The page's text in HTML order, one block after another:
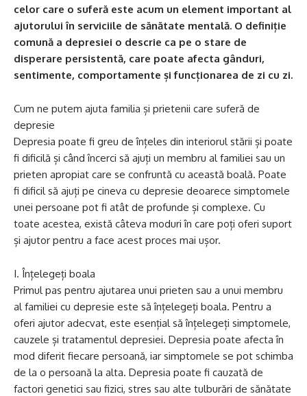
celor care o suferă este acum un element important al
ajutorului în serviciile de sănătate mentală. O definiție
comună a depresiei o descrie ca pe o stare de
disperare persistentă, care poate afecta gânduri,
sentimente, comportamente și funcționarea de zi cu zi.
Cum ne putem ajuta familia și prietenii care suferă de
depresie
Depresia poate fi greu de înțeles din interiorul stării și poate
fi dificilă și când încerci să ajuți un membru al familiei sau un
prieten apropiat care se confruntă cu această boală. Poate
fi dificil să ajuți pe cineva cu depresie deoarece simptomele
unei persoane pot fi atât de profunde și complexe. Cu
toate acestea, există câteva moduri în care poți oferi suport
și ajutor pentru a face acest proces mai ușor.
I. Înțelegeți boala
Primul pas pentru ajutarea unui prieten sau a unui membru
al familiei cu depresie este să înțelegeți boala. Pentru a
oferi ajutor adecvat, este esențial să înțelegeți simptomele,
cauzele și tratamentul depresiei. Depresia poate afecta în
mod diferit fiecare persoană, iar simptomele se pot schimba
de la o persoană la alta. Depresia poate fi cauzată de
factori genetici sau fizici, stres sau alte tulburări de sănătate